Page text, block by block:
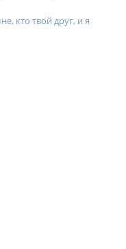
кто твой друг, и я